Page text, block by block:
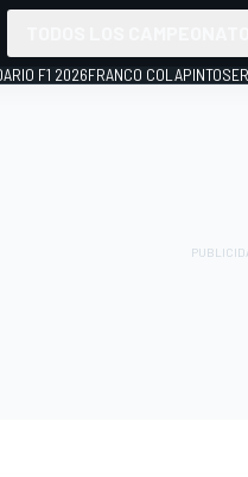
F1 2026FRANCO COLAPINTO